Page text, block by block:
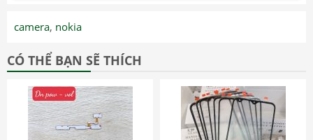
camera, nokia
CÓ THỂ BẠN SẼ THÍCH